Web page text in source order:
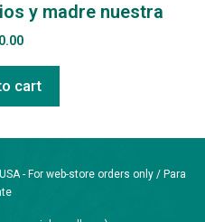
y madre nuestra
cart
USA - For web-store orders only / Para